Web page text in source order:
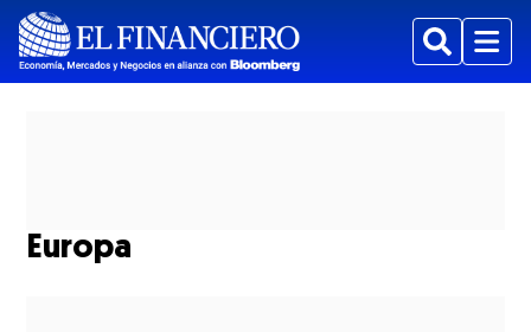
BuscarMenu
Europa